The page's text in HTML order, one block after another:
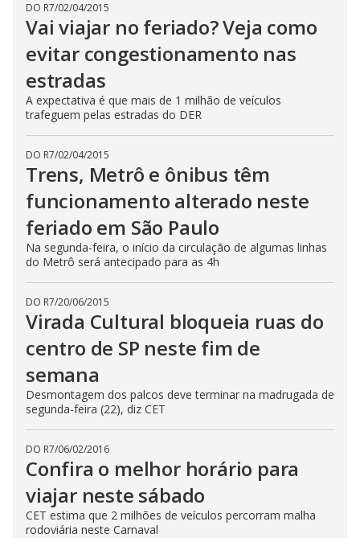
DO R7/02/04/2015
Vai viajar no feriado? Veja como
evitar congestionamento nas
estradas
A expectativa é que mais de 1 milhão de veículos
trafeguem pelas estradas do DER
DO R7/02/04/2015
Trens, Metrô e ônibus têm
funcionamento alterado neste
feriado em São Paulo
Na segunda-feira, o início da circulação de algumas linhas
do Metrô será antecipado para as 4h
DO R7/20/06/2015
Virada Cultural bloqueia ruas do
centro de SP neste fim de
semana
Desmontagem dos palcos deve terminar na madrugada de
segunda-feira (22), diz CET
DO R7/06/02/2016
Confira o melhor horário para
viajar neste sábado
CET estima que 2 milhões de veículos percorram malha
rodoviária neste Carnaval